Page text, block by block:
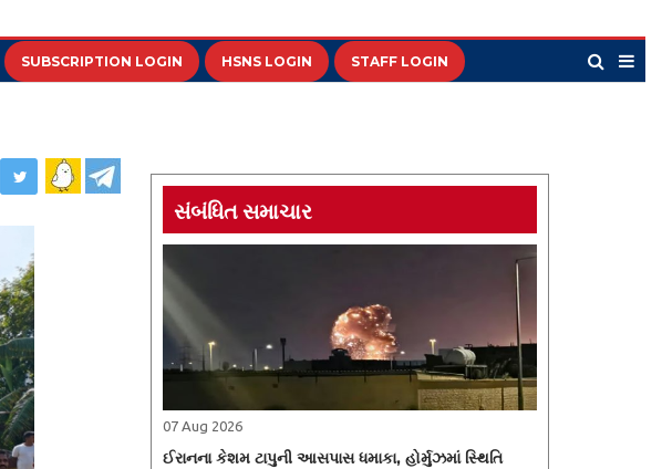
SUBSCRIPTION LOGIN HSNS LOGIN STAFF LOGIN
સંબંધિત સમાચાર
07 Aug 2026
ઈરાનના કેશમ ટાપુની આસપાસ ધમાકા, હોર્મુઝમાં સ્થિતિ